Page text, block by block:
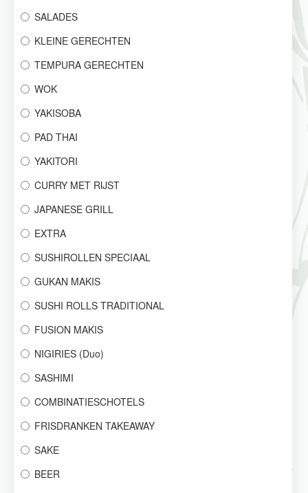
SALADES
KLEINE GERECHTEN
TEMPURA GERECHTEN
WOK
YAKISOBA
PAD THAI
YAKITORI
CURRY MET RIJST
JAPANESE GRILL
EXTRA
SUSHIROLLEN SPECIAAL
GUKAN MAKIS
SUSHI ROLLS TRADITIONAL
FUSION MAKIS
NIGIRIES (Duo)
SASHIMI
COMBINATIESCHOTELS
FRISDRANKEN TAKEAWAY
SAKE
BEER